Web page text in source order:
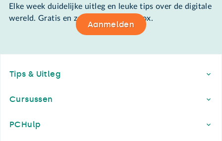
Elke week duidelijke uitleg en leuke tips over de digitale
wereld. Gratis en zomaar in de mailbox.
Aanmelden
Tips & Uitleg
Cursussen
PCHulp